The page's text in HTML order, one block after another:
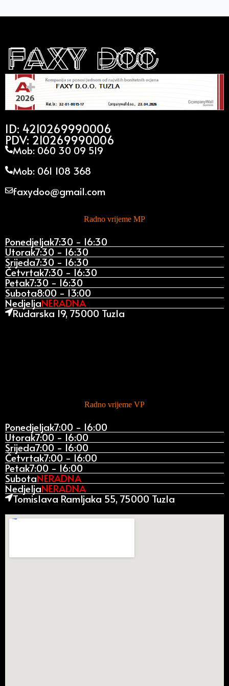
ID: 4210269990006
PDV: 210269990006
Mob: 060 30 09 519
Mob: 061 108 368
faxydoo@gmail.com
Radno vrijeme MP
Ponedjeljak7:30 - 16:30
Utorak7:30 - 16:30
Srijeda7:30 - 16:30
Četvrtak7:30 - 16:30
Petak7:30 - 16:30
Subota8:00 - 13:00
NedjeljaNERADNA
Rudarska 19, 75000 Tuzla
Radno vrijeme VP
Ponedjeljak7:00 - 16:00
Utorak7:00 - 16:00
Srijeda7:00 - 16:00
Četvrtak7:00 - 16:00
Petak7:00 - 16:00
SubotaNERADNA
NedjeljaNERADNA
Tomislava Ramljaka 55, 75000 Tuzla